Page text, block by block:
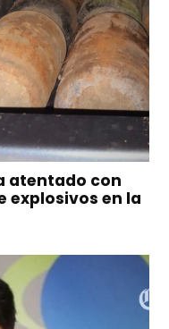
atentado con
explosivos en la